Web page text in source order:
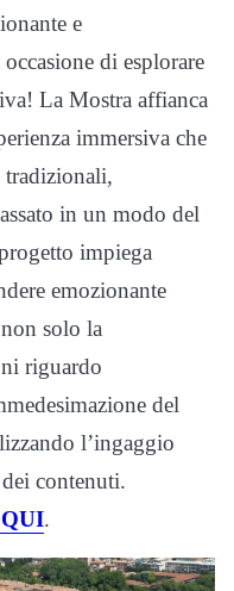
e
di esplorare
La Mostra affianca
immersiva che
tradizionali,
in un modo del
impiega
emozionante
solo la
riguardo
del
l’ingaggio
contenuti.
.